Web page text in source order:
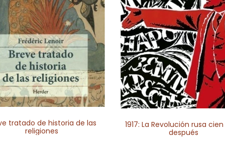
tratado de historia de las
religiones
1917: La Revolución rusa
después